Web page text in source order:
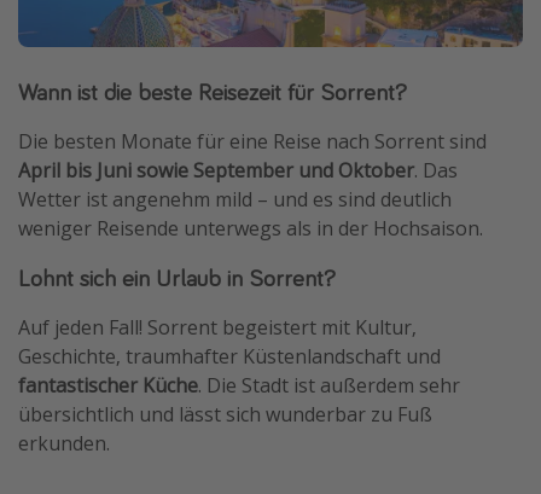
Wann ist die beste Reisezeit für Sorrent?
Die besten Monate für eine Reise nach Sorrent sind
April bis Juni sowie September und Oktober. Das
Wetter ist angenehm mild – und es sind deutlich
weniger Reisende unterwegs als in der Hochsaison.
Lohnt sich ein Urlaub in Sorrent?
Auf jeden Fall! Sorrent begeistert mit Kultur,
Geschichte, traumhafter Küstenlandschaft und
fantastischer Küche. Die Stadt ist außerdem sehr
übersichtlich und lässt sich wunderbar zu Fuß
erkunden.